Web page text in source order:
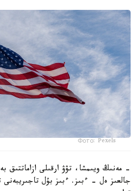
Фото: Pexels
- مەنىڭ ويىمشا، تۋۋ ارقىلى ازاماتتىق
جالعىز ەل - ءبىز. ءبىز بۇل تاجىريبەنى